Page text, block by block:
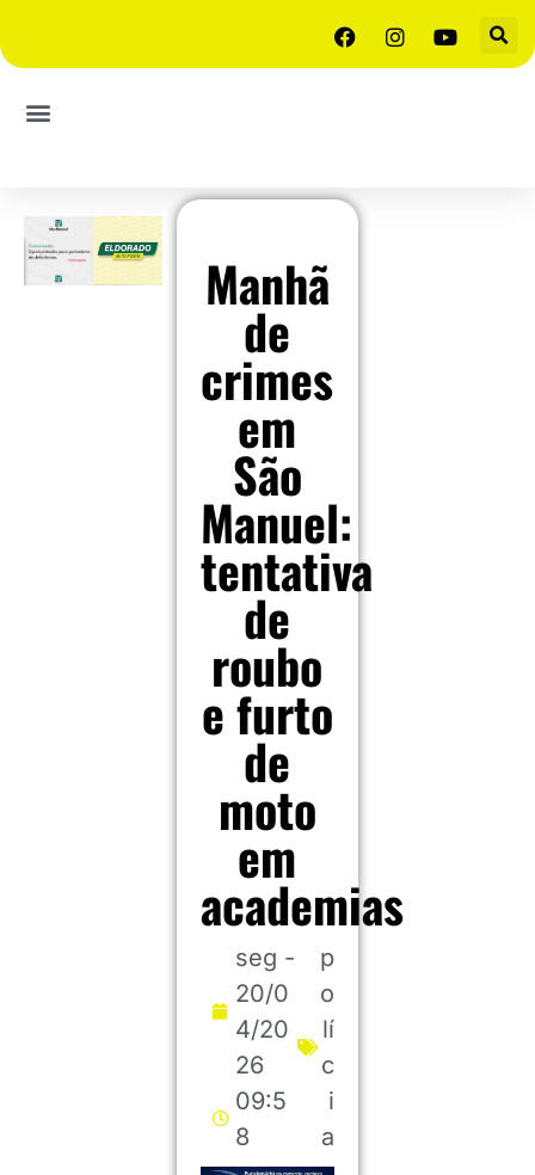
Manhã
de
crimes
em
São
Manuel:
tentativa
de
roubo
e furto
de
moto
em
academias
seg -
20/0
4/20
26
09:5
8
p
o
lí
c
i
a